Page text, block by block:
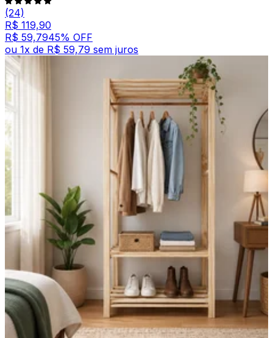
(24)
R$ 119,90
R$ 59,7945% OFF
ou 1x de R$ 59,79 sem juros